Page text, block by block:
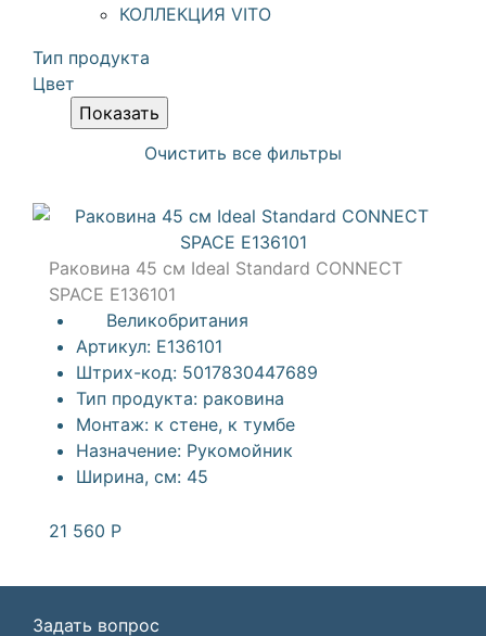
КОЛЛЕКЦИЯ VITO
Тип продукта
Цвет
Очистить все фильтры
Раковина 45 см Ideal Standard CONNECT
SPACE E136101
Великобритания
Артикул: E136101
Штрих-код: 5017830447689
Тип продукта: раковина
Монтаж: к стене, к тумбе
Назначение: Рукомойник
Ширина, см: 45
21 560 Р
Задать вопрос